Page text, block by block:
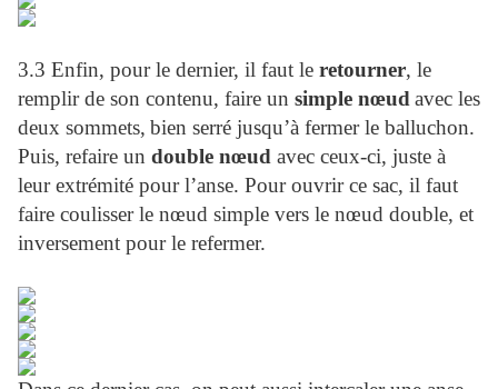
3.3 Enfin, pour le dernier, il faut le retourner, le
remplir de son contenu, faire un simple nœud avec les
deux sommets, bien serré jusqu’à fermer le balluchon.
Puis, refaire un double nœud avec ceux-ci, juste à
leur extrémité pour l’anse. Pour ouvrir ce sac, il faut
faire coulisser le nœud simple vers le nœud double, et
inversement pour le refermer.